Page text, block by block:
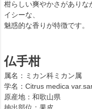
柑らしい爽やかさがあり
イシーな、
魅惑的な香りが特徴です。
仏手柑
属名：ミカン科ミカン属
学名：Citrus medica
原産地：和歌山県